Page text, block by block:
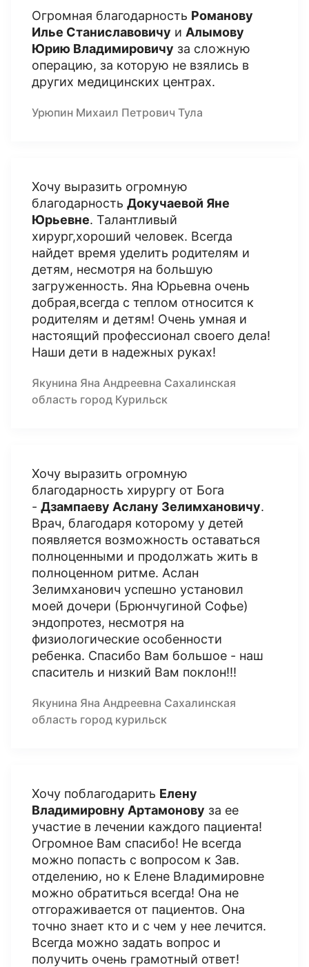
Огромная благодарность Романову
Илье Станиславовичу и Алымову
Юрию Владимировичу за сложную
операцию, за которую не взялись в
других медицинских центрах.
Урюпин Михаил Петрович Тула
Хочу выразить огромную
благодарность Докучаевой Яне
Юрьевне. Талантливый
хирург,хороший человек. Всегда
найдет время уделить родителям и
детям, несмотря на большую
загруженность. Яна Юрьевна очень
добрая,всегда с теплом относится к
родителям и детям! Очень умная и
настоящий профессионал своего дела!
Наши дети в надежных руках!
Якунина Яна Андреевна Сахалинская
область город Курильск
Хочу выразить огромную
благодарность хирургу от Бога
- Дзампаеву Аслану Зелимхановичу.
Врач, благодаря которому у детей
появляется возможность оставаться
полноценными и продолжать жить в
полноценном ритме. Аслан
Зелимханович успешно установил
моей дочери (Брюнчугиной Софье)
эндопротез, несмотря на
физиологические особенности
ребенка. Спасибо Вам большое - наш
спаситель и низкий Вам поклон!!!
Якунина Яна Андреевна Сахалинская
область город курильск
Хочу поблагодарить Елену
Владимировну Артамонову за ее
участие в лечении каждого пациента!
Огромное Вам спасибо! Не всегда
можно попасть с вопросом к Зав.
отделению, но к Елене Владимировне
можно обратиться всегда! Она не
отгораживается от пациентов. Она
точно знает кто и с чем у нее лечится.
Всегда можно задать вопрос и
получить очень грамотный ответ!